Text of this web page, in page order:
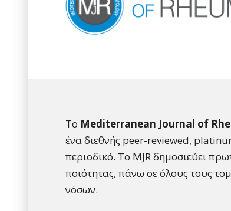
Το Mediterranean Journal of
ένα διεθνής peer-reviewed,
περιοδικό. Το MJR δημοσιεύει
ποιότητας, πάνω σε όλους τους
νόσων.